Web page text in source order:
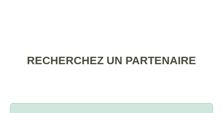
RECHERCHEZ UN PARTENAIRE